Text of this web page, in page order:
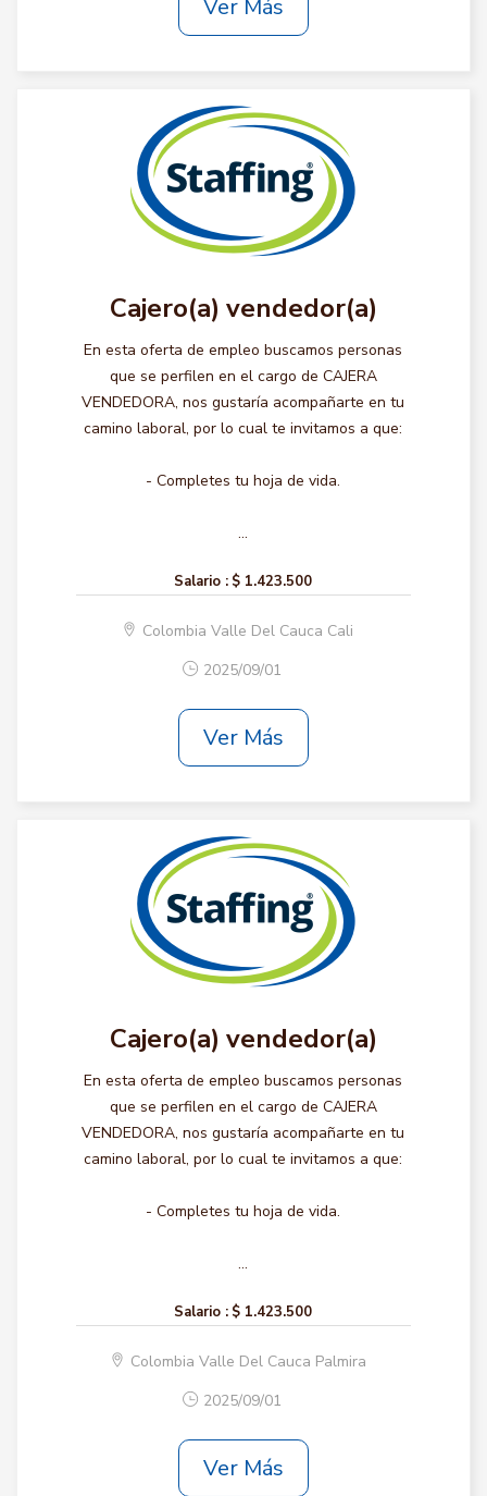
Ver Más
Cajero(a) vendedor(a)
En esta oferta de empleo buscamos personas
que se perfilen en el cargo de CAJERA
VENDEDORA, nos gustaría acompañarte en tu
camino laboral, por lo cual te invitamos a que:
- Completes tu hoja de vida.
...
Salario : $ 1.423.500
Colombia Valle Del Cauca Cali
2025/09/01
Ver Más
Cajero(a) vendedor(a)
En esta oferta de empleo buscamos personas
que se perfilen en el cargo de CAJERA
VENDEDORA, nos gustaría acompañarte en tu
camino laboral, por lo cual te invitamos a que:
- Completes tu hoja de vida.
...
Salario : $ 1.423.500
Colombia Valle Del Cauca Palmira
2025/09/01
Ver Más